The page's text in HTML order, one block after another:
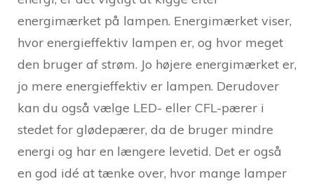
energimærket på lampen. Energimærket viser,
hvor energieffektiv lampen er, og hvor meget
den bruger af strøm. Jo højere energimærket er,
jo mere energieffektiv er lampen. Derudover
kan du også vælge LED- eller CFL-pærer i
stedet for glødepærer, da de bruger mindre
energi og har en længere levetid. Det er også
en god idé at tænke over, hvor mange lamper